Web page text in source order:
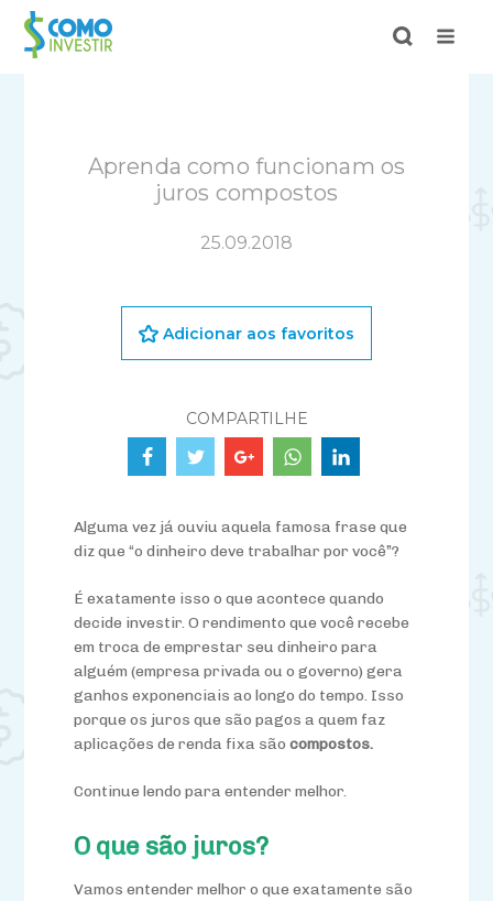
Aprenda como funcionam os
juros compostos
25.09.2018
Adicionar aos favoritos
COMPARTILHE
Alguma vez já ouviu aquela famosa frase que
diz que “o dinheiro deve trabalhar por você”?
É exatamente isso o que acontece quando
decide investir. O rendimento que você recebe
em troca de emprestar seu dinheiro para
alguém (empresa privada ou o governo) gera
ganhos exponenciais ao longo do tempo. Isso
porque os juros que são pagos a quem faz
aplicações de renda fixa sãocompostos.
Continue lendo para entender melhor.
O que são juros?
Vamos entender melhor o que exatamente são